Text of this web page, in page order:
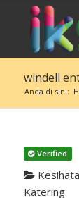
windell
Anda di sini:
Verified
Katering